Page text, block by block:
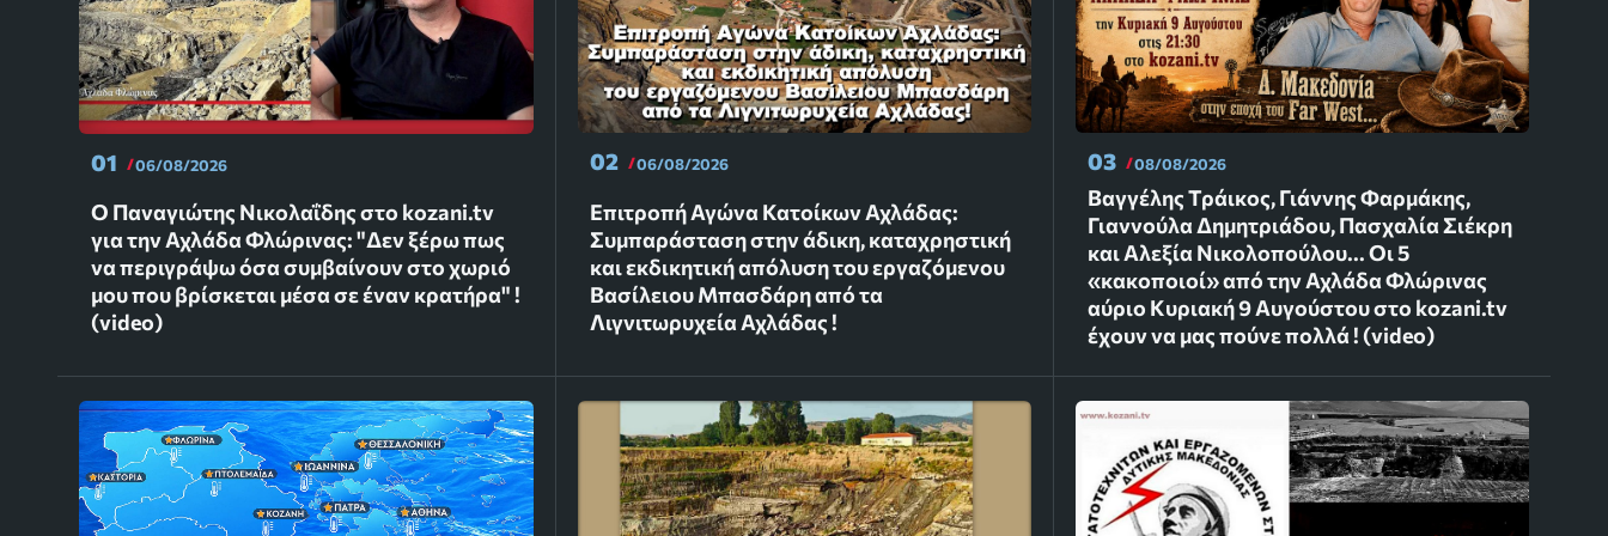
01 06/08/2026
Ο Παναγιώτης Νικολαΐδης στο kozani.tv
για την Αχλάδα Φλώρινας: "Δεν ξέρω πως
να περιγράψω όσα συμβαίνουν στο χωριό
μου που βρίσκεται μέσα σε έναν κρατήρα" !
(video)
02 06/08/2026
Επιτροπή Αγώνα Κατοίκων Αχλάδας:
Συμπαράσταση στην άδικη, καταχρηστική
και εκδικητική απόλυση του εργαζόμενου
Βασίλειου Μπασδάρη από τα
Λιγνιτωρυχεία Αχλάδας !
03 08/08/2026
Βαγγέλης Τράικος, Γιάννης Φαρμάκης,
Γιαννούλα Δημητριάδου, Πασχαλία Σιέκρη
και Αλεξία Νικολοπούλου... Οι 5
«κακοποιοί» από την Αχλάδα Φλώρινας
αύριο Κυριακή 9 Αυγούστου στο kozani.tv
έχουν να μας πούνε πολλά ! (video)